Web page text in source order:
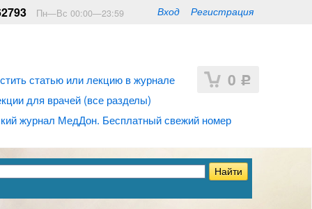
Вход Регистрация
Пн—Вс 00:00—23:59
0 Р
статью или лекцию в журнале
для врачей (все разделы)
журнал МедДон. Бесплатный свежий номер